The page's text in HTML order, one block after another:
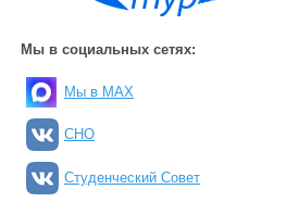
Мы в социальных сетях:
Мы в MAX
СНО
Студенческий Совет